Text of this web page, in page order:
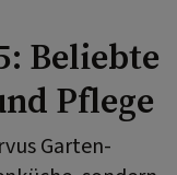
Beliebte
Pflege
Garten-